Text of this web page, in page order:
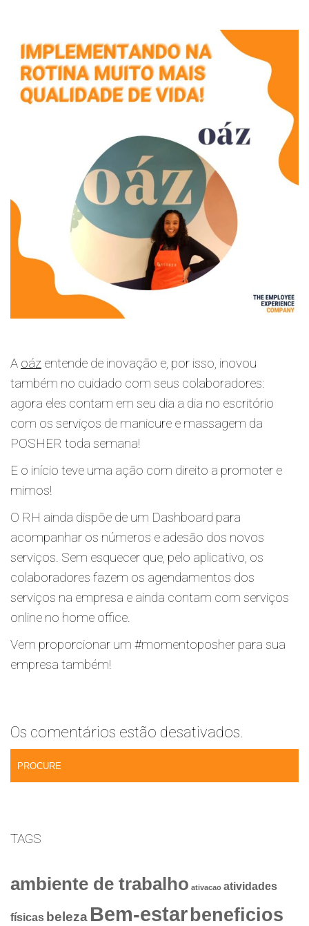
A oáz entende de inovação e, por isso, inovou
também no cuidado com seus colaboradores:
agora eles contam em seu dia a dia no escritório
com os serviços de manicure e massagem da
POSHER toda semana!
E o início teve uma ação com direito a promoter e
mimos!
O RH ainda dispõe de um Dashboard para
acompanhar os números e adesão dos novos
serviços. Sem esquecer que, pelo aplicativo, os
colaboradores fazem os agendamentos dos
serviços na empresa e ainda contam com serviços
online no home office.
Vem proporcionar um #momentoposher para sua
empresa também!
Os comentários estão desativados.
TAGS
ambiente de trabalho ativacao atividades
físicas beleza Bem-estar beneficios